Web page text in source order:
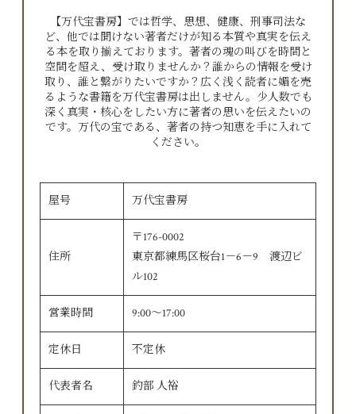
【万代宝書房】では哲学、思想、健康、刑事司法な
ど、他では聞けない著者だけが知る本質や真実を伝え
る本を取り揃えております。著者の魂の叫びを時間と
空間を超え、受け取りませんか？誰からの情報を受け
取り、誰と繋がりたいですか？広く浅く読者に媚を売
るような書籍を万代宝書房は出しません。少人数でも
深く真実・核心をしたい方に著者の思いを伝えたいの
です。万代の宝である、著者の持つ知恵を手に入れて
ください。
屋号 万代宝書房
住所
〒176-0002
東京都練馬区桜台1－6－9 渡辺ビ
ル102
営業時間 9:00〜17:00
定休日 不定休
代表者名 釣部 人裕